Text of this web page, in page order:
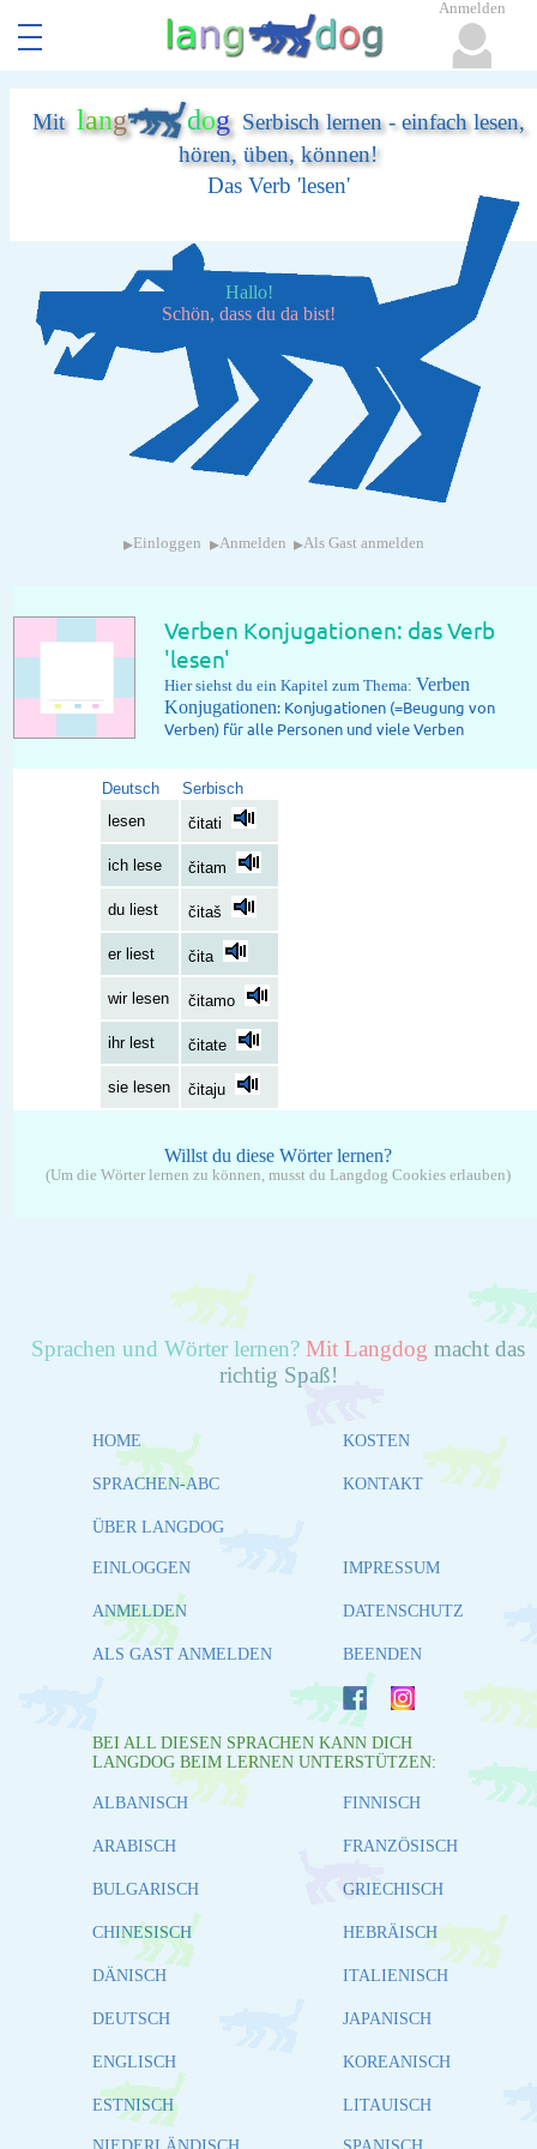
Mit lang dogSerbisch lernen - einfach lesen,
hören, üben, können!
Das Verb 'lesen'
Hallo!
Schön, dass du da bist!
▸ Einloggen ▸Anmelden ▸Als Gast anmelden
Verben Konjugationen: das Verb
'lesen'
Hier siehst du ein Kapitel zum Thema: Verben
Konjugationen: Konjugationen (=Beugung von
Verben) für alle Personen und viele Verben
Deutsch
Serbisch
lesen
čitati
ich lese čitam
du liest čitaš
er liest čita
wir lesen čitamo
ihr lest čitate
sie lesen čitaju
Willst du diese Wörter lernen?
(Um die Wörter lernen zu können, musst du Langdog Cookies erlauben)
Sprachen und Wörter lernen? Mit Langdog macht das
richtig Spaß!
HOME
SPRACHEN-ABC
ÜBER LANGDOG
KOSTEN
KONTAKT
EINLOGGEN
ANMELDEN
ALS GAST ANMELDEN
IMPRESSUM
DATENSCHUTZ
BEENDEN
BEI ALL DIESEN SPRACHEN KANN DICH
LANGDOG BEIM LERNEN UNTERSTÜTZEN:
ALBANISCH
ARABISCH
BULGARISCH
CHINESISCH
DÄNISCH
DEUTSCH
ENGLISCH
ESTNISCH
FINNISCH
FRANZÖSISCH
GRIECHISCH
HEBRÄISCH
ITALIENISCH
JAPANISCH
KOREANISCH
LITAUISCH
Anmelden